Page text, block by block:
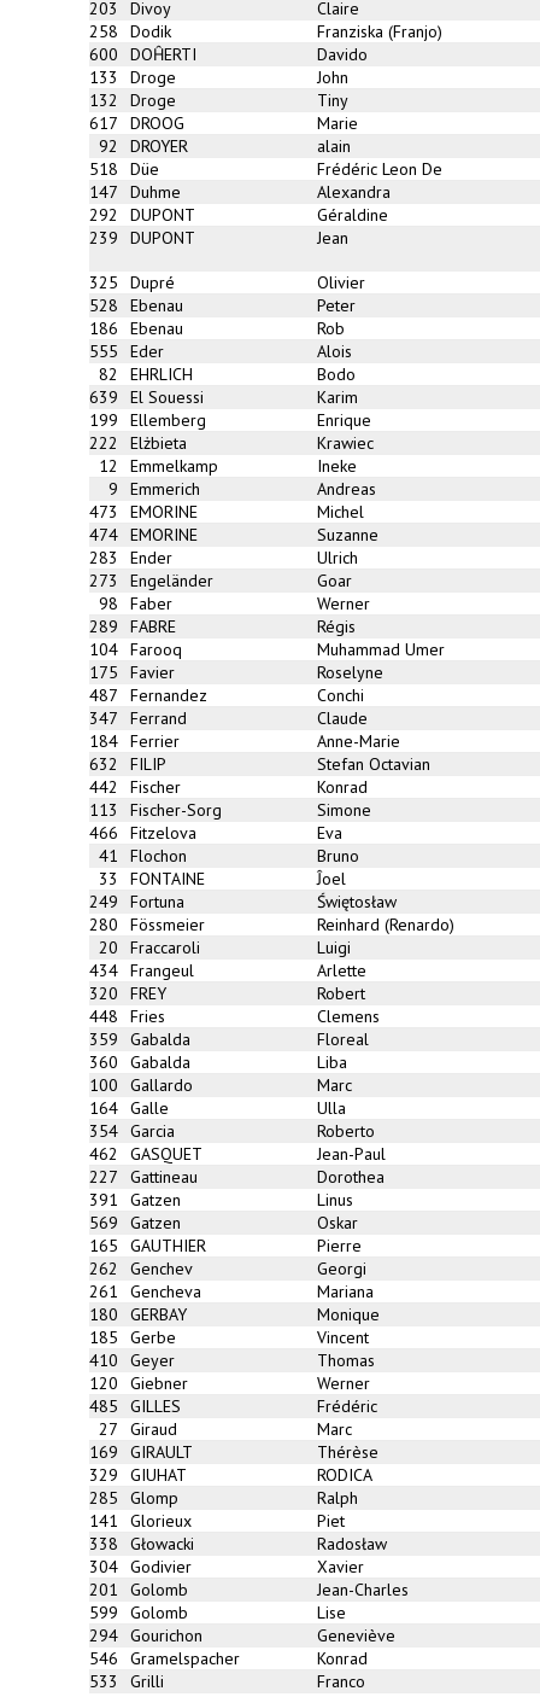
203 Divoy
Claire
258
Dodik
Franziska (Franjo)
600
DOĤERTI
Davido
133
Droge
John
132
Droge
Tiny
617
DROOG
Marie
92
DROYER
alain
518
Düe
Frédéric Leon De
147
Duhme
Alexandra
292
DUPONT
Géraldine
239
DUPONT Jean
325 Dupré
Olivier
528
Ebenau
Peter
186
Ebenau
Rob
555
Eder
Alois
82
EHRLICH
Bodo
639
El Souessi
Karim
199
Ellemberg
Enrique
222
Elżbieta
Krawiec
12
Emmelkamp
Ineke
9
Emmerich
Andreas
473
EMORINE
Michel
474 EMORINE
Suzanne
283
Ender
Ulrich
273
Engeländer
Goar
98
Faber
Werner
289
FABRE
Régis
104 Farooq
Muhammad Umer
175
Favier
Roselyne
487
Fernandez
Conchi
347
Ferrand
Claude
184 Ferrier
Anne-Marie
632
FILIP
Stefan Octavian
442
Fischer
Konrad
113
Fischer-Sorg
Simone
466
Fitzelova
Eva
41
Flochon
Bruno
33
FONTAINE
Ĵoel
249
Fortuna
Świętosław
280
Fössmeier
Reinhard (Renardo)
20
Fraccaroli
Luigi
434 Frangeul
Arlette
320
FREY
Robert
448
Fries
Clemens
359
Gabalda
Floreal
360
Gabalda
Liba
100
Gallardo
Marc
164 Galle
Ulla
354 Garcia
Roberto
462
GASQUET
Jean-Paul
227
Gattineau
Dorothea
391
Gatzen
Linus
569
Gatzen
Oskar
165
GAUTHIER
Pierre
262
Genchev
Georgi
261
Gencheva
Mariana
180
GERBAY
Monique
185
Gerbe
Vincent
410
Geyer
Thomas
120
Giebner
Werner
485
GILLES
Frédéric
27
Giraud
Marc
169
GIRAULT
Thérèse
329
GIUHAT
RODICA
285
Glomp
Ralph
141
Glorieux
Piet
338
Głowacki
Radosław
304 Godivier
Xavier
201
Golomb
Jean-Charles
599
Golomb
Lise
294 Gourichon
Geneviève
546
Gramelspacher
Konrad
533
Grilli
Franco